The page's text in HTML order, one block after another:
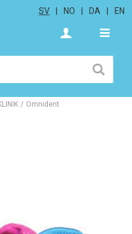
SV NO DA EN
/ Omnident